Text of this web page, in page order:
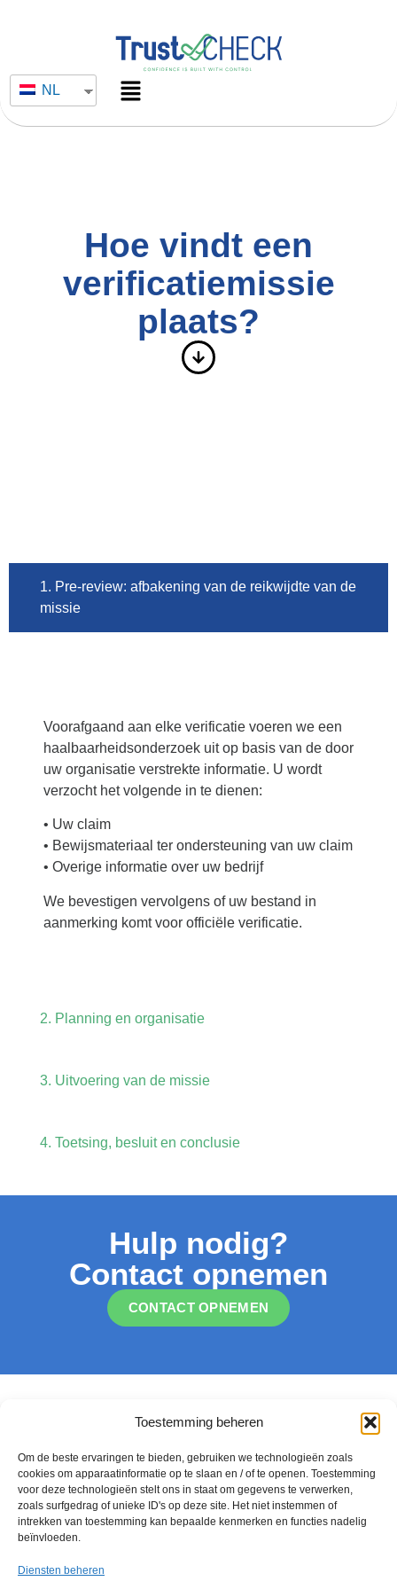
Toestemming beheren
Om de beste ervaringen te bieden, gebruiken we technologieën zoals
cookies om apparaatinformatie op te slaan en / of te openen. Toestemming
voor deze technologieën stelt ons in staat om gegevens te verwerken,
zoals surfgedrag of unieke ID's op deze site. Het niet instemmen of
intrekken van toestemming kan bepaalde kenmerken en functies nadelig
beïnvloeden.
Diensten beheren
NL
Hoe vindt een
verificatiemissie
plaats?
1. Pre-review: afbakening van de reikwijdte van de
missie
2. Planning en organisatie
3. Uitvoering van de missie
4. Toetsing, besluit en conclusie
Voorafgaand aan elke verificatie voeren we een
haalbaarheidsonderzoek uit op basis van de door
uw organisatie verstrekte informatie. U wordt
verzocht het volgende in te dienen:
• Uw claim
• Bewijsmateriaal ter ondersteuning van uw claim
• Overige informatie over uw bedrijf
We bevestigen vervolgens of uw bestand in
aanmerking komt voor officiële verificatie.
Hulp nodig?
Contact opnemen
CONTACT OPNEMEN
Contact opnemen
DOMEIN(EN)
Cyberbeveiliging